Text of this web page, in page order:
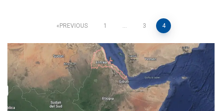
pagination
PREVIOUS 1 … 3 4